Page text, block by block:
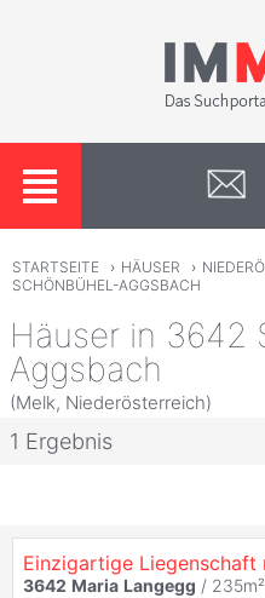
STARTSEITE › HÄUSER ›
SCHÖNBÜHEL-AGGSBACH
Häuser in 3642
Aggsbach
(Melk, Niederösterreich)
1 Ergebnis
Einzigartige Liegenschaft
3642 Maria Langegg /